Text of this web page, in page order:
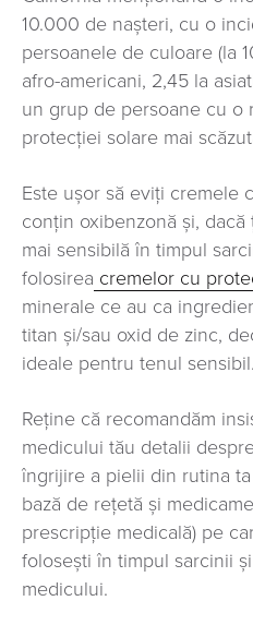
10.000 de nașteri, cu o
persoanele de culoare (la
afro-americani, 2,45 la
un grup de persoane cu o
protecției solare mai
Este ușor să eviți cremele
conțin oxibenzonă și,
mai sensibilă în timpul
folosirea cremelor cu
minerale ce au ca
titan și/sau oxid de zinc,
ideale pentru tenul sensibil.
Reține că recomandăm
medicului tău detalii
îngrijire a pielii din rutina
bază de rețetă și
prescripție medicală) pe
folosești în timpul sarcinii
medicului.